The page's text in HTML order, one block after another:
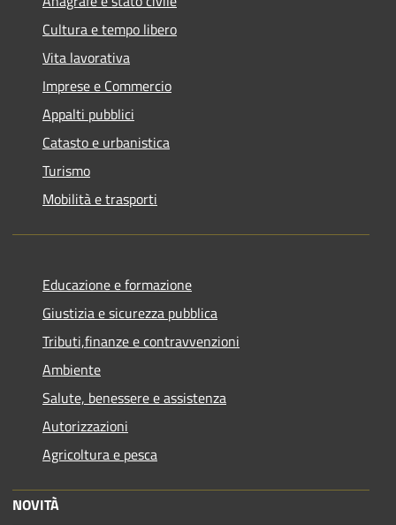
Cultura e tempo libero
Vita lavorativa
Imprese e Commercio
Appalti pubblici
Catasto e urbanistica
Turismo
Mobilità e trasporti
Educazione e formazione
Giustizia e sicurezza pubblica
Tributi,finanze e contravvenzioni
Ambiente
Salute, benessere e assistenza
Autorizzazioni
Agricoltura e pesca
NOVITÀ